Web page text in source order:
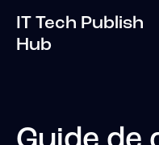
IT Tech Publish
Hub